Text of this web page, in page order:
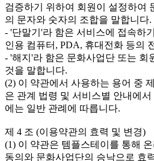
검증하기 위하여 회원이 설정하여
의 문자와 숫자의 조합을 말합니다.
- '단말기'라 함은 서비스에 접속하
인용 컴퓨터, PDA, 휴대전화 등의
- '해지'라 함은 문화사업단 또는 회
것을 말합니다.
(2) 이 약관에서 사용하는 용어 중
은 관계 법령 및 서비스별 안내에
에는 일반 관례에 따릅니다.
제 4 조 (이용약관의 효력 및 변경)
(1) 이 약관은 템플스테이를 통해
동의와 문화사업단의 승낙으로 효